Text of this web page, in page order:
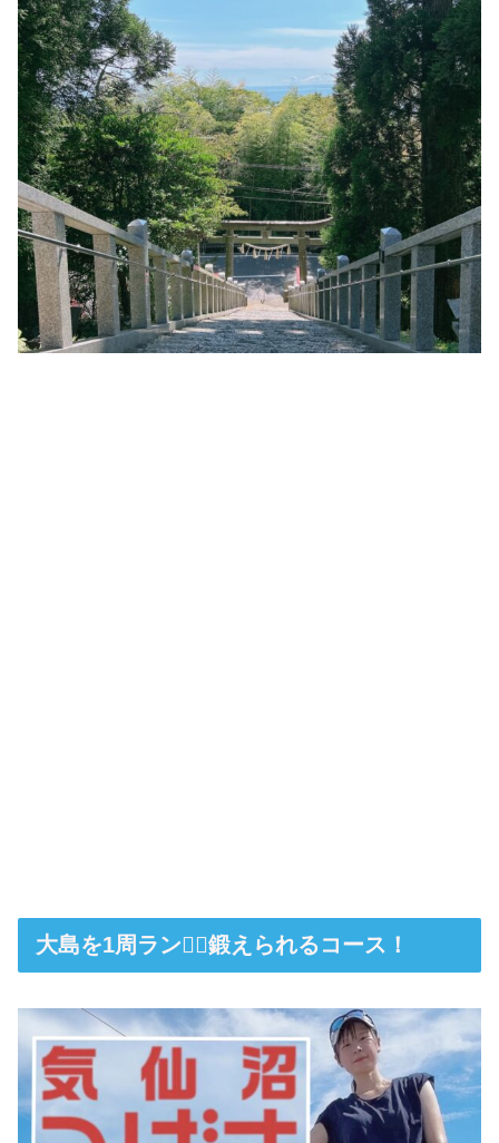
大島を1周ラン🏃‍♀️鍛えられるコース！